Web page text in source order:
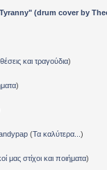
(drum cover by
και τραγούδια)
)
(Τα καλύτερα... )
μας στίχοι και ποιήματα)